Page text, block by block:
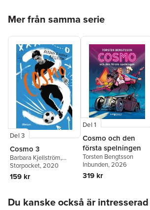
Mer från samma serie
Del 3
Cosmo 3
Barbara Kjellström,
Harald Kjellström
Storpocket, 2020
159 kr
Del 1
Cosmo och den
första spelningen
Torsten Bengtsson
Inbunden, 2026
319 kr
Du kanske också är